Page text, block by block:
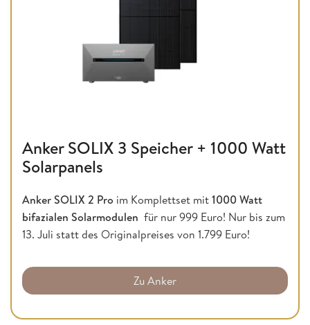
Anker SOLIX 3 Speicher + 1000 Watt
Solarpanels
Anker SOLIX 2 Pro im Komplettset mit1000 Watt
bifazialen Solarmodulen für nur 999 Euro! Nur bis zum
13. Juli statt des Originalpreises von 1.799 Euro!
Zu Anker